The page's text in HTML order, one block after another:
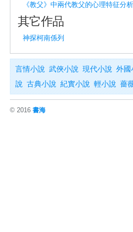
《教父》中兩代教父的心理特征分析
其它作品
神探柯南係列
言情小說 武俠小說 現代小說 外國
說 古典小說 紀實小說 輕小說 薔
© 2016 書海